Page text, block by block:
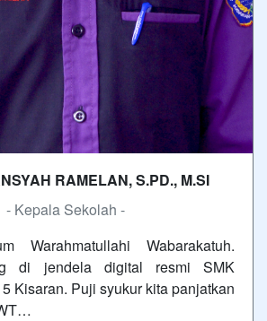
RAMELAN, S.PD., M.SI
- Kepala Sekolah -
Warahmatullahi Wabarakatuh.
di jendela digital resmi SMK
Kisaran. Puji syukur kita panjatkan